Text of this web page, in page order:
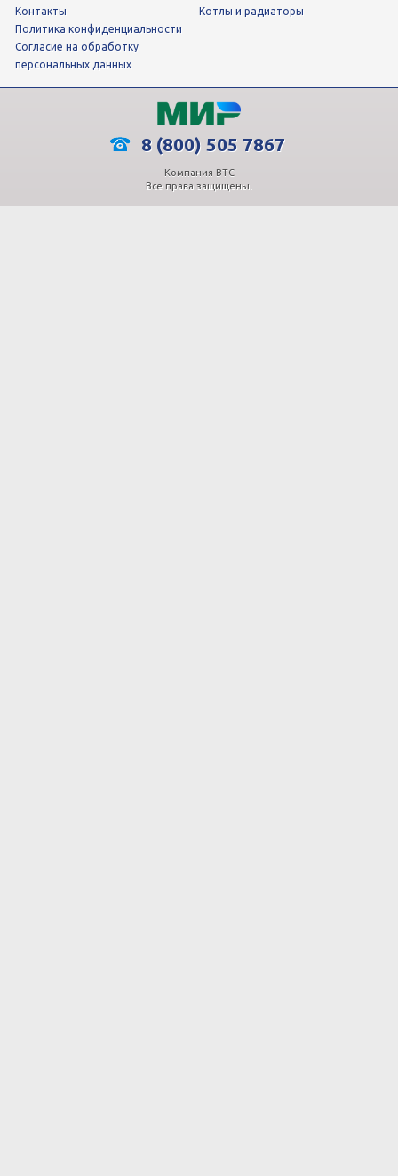
Контакты
Котлы и радиаторы
Политика конфиденциальности
Согласие на обработку
персональных данных
8 (800) 505 7867
Компания ВТС
Все права защищены.